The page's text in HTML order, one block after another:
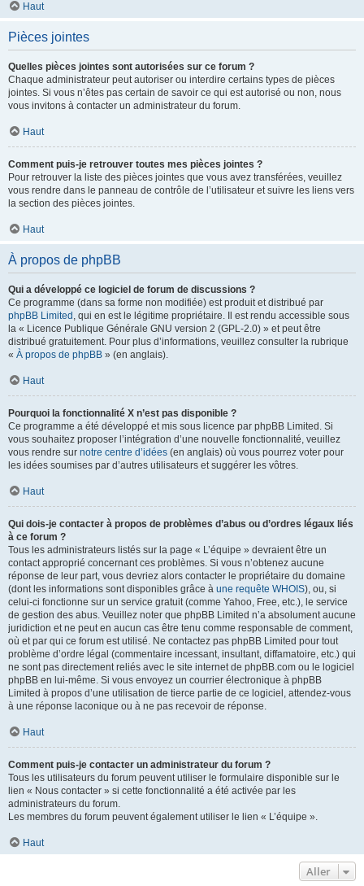
Haut
Pièces jointes
Quelles pièces jointes sont autorisées sur ce forum ?
Chaque administrateur peut autoriser ou interdire certains types de pièces
jointes. Si vous n’êtes pas certain de savoir ce qui est autorisé ou non, nous
vous invitons à contacter un administrateur du forum.
Haut
Comment puis-je retrouver toutes mes pièces jointes ?
Pour retrouver la liste des pièces jointes que vous avez transférées, veuillez
vous rendre dans le panneau de contrôle de l’utilisateur et suivre les liens vers
la section des pièces jointes.
Haut
À propos de phpBB
Qui a développé ce logiciel de forum de discussions ?
Ce programme (dans sa forme non modifiée) est produit et distribué par
phpBB Limited , qui en est le légitime propriétaire. Il est rendu accessible sous
la « Licence Publique Générale GNU version 2 (GPL-2.0) » et peut être
distribué gratuitement. Pour plus d’informations, veuillez consulter la rubrique
« À propos de phpBB » (en anglais).
Haut
Pourquoi la fonctionnalité X n’est pas disponible ?
Ce programme a été développé et mis sous licence par phpBB Limited. Si
vous souhaitez proposer l’intégration d’une nouvelle fonctionnalité, veuillez
vous rendre sur notre centre d’idées (en anglais) où vous pourrez voter pour
les idées soumises par d’autres utilisateurs et suggérer les vôtres.
Haut
Qui dois-je contacter à propos de problèmes d’abus ou d’ordres légaux liés
à ce forum ?
Tous les administrateurs listés sur la page « L’équipe » devraient être un
contact approprié concernant ces problèmes. Si vous n’obtenez aucune
réponse de leur part, vous devriez alors contacter le propriétaire du domaine
(dont les informations sont disponibles grâce à une requête WHOIS), ou, si
celui-ci fonctionne sur un service gratuit (comme Yahoo, Free, etc.), le service
de gestion des abus. Veuillez noter que phpBB Limited n’a absolument aucune
juridiction et ne peut en aucun cas être tenu comme responsable de comment,
où et par qui ce forum est utilisé. Ne contactez pas phpBB Limited pour tout
problème d’ordre légal (commentaire incessant, insultant, diffamatoire, etc.) qui
ne sont pas directement reliés avec le site internet de phpBB.com ou le logiciel
phpBB en lui-même. Si vous envoyez un courrier électronique à phpBB
Limited à propos d’une utilisation de tierce partie de ce logiciel, attendez-vous
à une réponse laconique ou à ne pas recevoir de réponse.
Haut
Comment puis-je contacter un administrateur du forum ?
Tous les utilisateurs du forum peuvent utiliser le formulaire disponible sur le
lien « Nous contacter » si cette fonctionnalité a été activée par les
administrateurs du forum.
Les membres du forum peuvent également utiliser le lien « L’équipe ».
Haut
Aller